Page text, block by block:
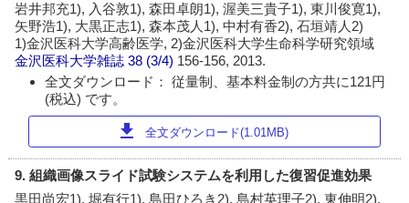
岩井邦充1), 入谷敦1), 森田卓朗1), 渥美三貴子1), 東川俊寛1),
矢野浩1), 大黒正志1), 森本茂人1), 中村有香2), 石垣靖人2)
1)金沢医科大学高齢医学, 2)金沢医科大学生命科学研究領域
金沢医科大学雑誌 38 (3/4) 156-156, 2013.
全文ダウンロード： 従量制、基本料金制の方共に121円
(税込) です。
download 全文ダウンロード(1.01MB)
9. 組織画像スライド試験システムを利用した復習促進効果
黒田尚宏1), 堀有行1), 島田ひろき2), 島村英理子2), 東伸明2),